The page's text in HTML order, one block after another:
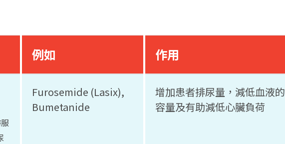
例如 作用
Furosemide (Lasix),
Bumetanide
增加患者排尿量，減低血液的
容量及有助減低心臟負荷